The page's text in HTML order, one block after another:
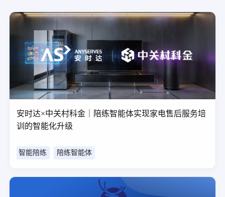
安时达×中关村科金｜陪练智能体实现家电售后服务培
训的智能化升级
智能陪练 陪练智能体